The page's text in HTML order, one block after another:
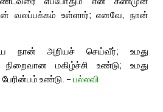
வலப்பக்கம் உள்ளார்; எனவே, நான்
நான் அறியச் செய்வீர்; உமது
மகிழ்ச்சி உண்டு; உமது
உண்டு. – பல்லவி